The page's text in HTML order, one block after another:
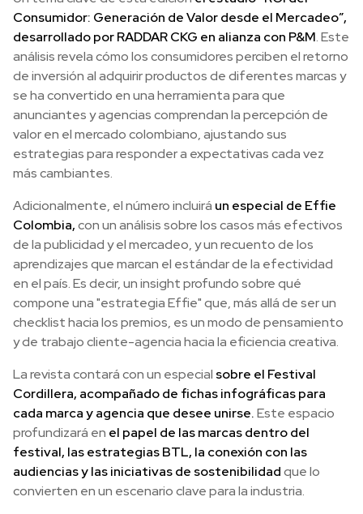
Consumidor: Generación de Valor desde el Mercadeo”,
desarrollado por RADDAR CKG en alianza con P&M. Este
análisis revela cómo los consumidores perciben el retorno
de inversión al adquirir productos de diferentes marcas y
se ha convertido en una herramienta para que
anunciantes y agencias comprendan la percepción de
valor en el mercado colombiano, ajustando sus
estrategias para responder a expectativas cada vez
más cambiantes.
Adicionalmente, el número incluirá un especial de Effie
Colombia,con un análisis sobre los casos más efectivos
de la publicidad y el mercadeo, y un recuento de los
aprendizajes que marcan el estándar de la efectividad
en el país. Es decir, un insight profundo sobre qué
compone una "estrategia Effie" que, más allá de ser un
checklist hacia los premios, es un modo de pensamiento
y de trabajo cliente-agencia hacia la eficiencia creativa.
La revista contará con un especial sobre el Festival
Cordillera, acompañado de fichas infográficas para
cada marca y agencia que desee unirse.Este espacio
profundizará en el papel de las marcas dentro del
festival, las estrategias BTL, la conexión con las
audiencias y las iniciativas de sostenibilidadque lo
convierten en un escenario clave para la industria.